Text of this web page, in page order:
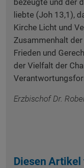
bezeugte und der
liebte (Joh 13,1),
Kirche Licht und
Zusammenhalt
Frieden und
der Vielfalt der
Erzbischof Dr.
Diesen Artikel